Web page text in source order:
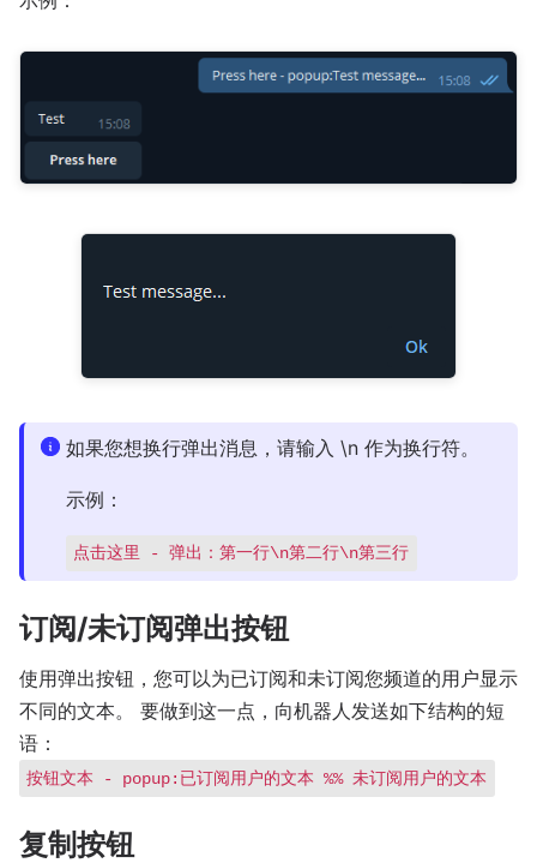
如果您想换行弹出消息，请输入 \n 作为换行符。
示例：
点击这里 - 弹出：第一行\n第二行\n第三行
订阅/未订阅弹出按钮
使用弹出按钮，您可以为已订阅和未订阅您频道的用户显示
不同的文本。 要做到这一点，向机器人发送如下结构的短
语：
按钮文本 - popup:已订阅用户的文本 %% 未订阅用户的文本
复制按钮